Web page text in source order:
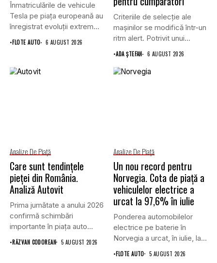
Înmatriculările de vehicule
Tesla pe piața europeană au
înregistrat evoluții extrem
de...
•FLOTE AUTO 6 AUGUST 2026
Criteriile de selecție ale
mașinilor se modifică într-un
ritm alert. Potrivit unui...
•ADA ȘTEFAN 6 AUGUST 2026
Analize De Piață
Care sunt tendințele
pieței din România.
Analiză Autovit
Prima jumătate a anului 2026
confirmă schimbări
importante în piața auto
din...
•RĂZVAN CODOREAN 5 AUGUST 2026
Analize De Piață
Un nou record pentru
Norvegia. Cota de piață a
vehiculelor electrice a
urcat la 97,6% în iulie
Ponderea automobilelor
electrice pe baterie în
Norvegia a urcat, în iulie, la...
•FLOTE AUTO 5 AUGUST 2026